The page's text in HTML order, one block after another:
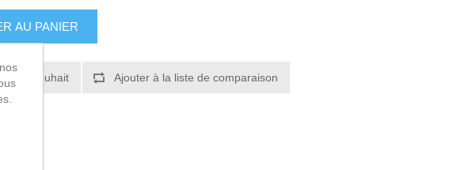
AU PANIER
de souhait Ajouter à la liste de comparaison